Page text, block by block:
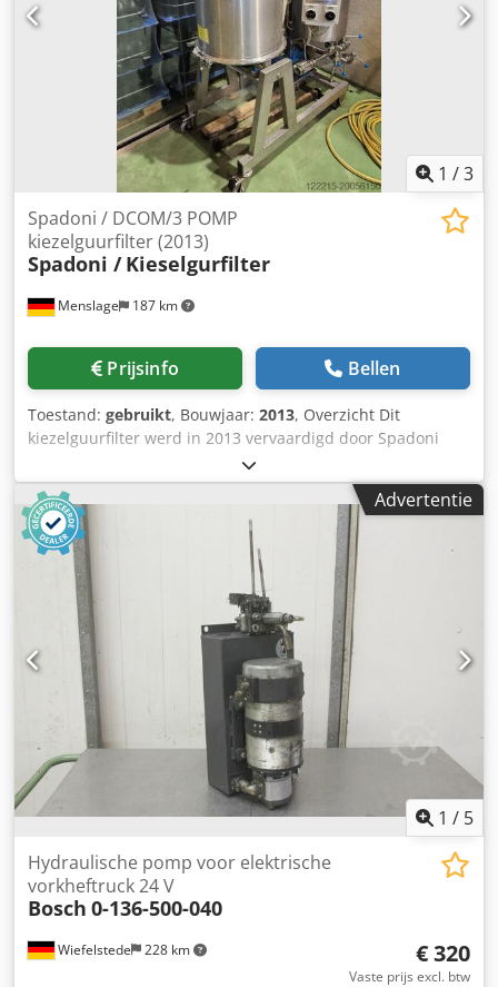
1 /3
Menslage 187 km
Spadoni / DCOM/3 POMP
kiezelguurfilter (2013)
Spadoni / Kieselgurfilter
Prijsinfo Bellen
Toestand: gebruikt, Bouwjaar: 2013, Overzicht Dit
kiezelguurfilter werd in 2013 vervaardigd door Spadoni
(Italië) en later aangepast door (Spanje). De mobiele
filtratie-eenheid is uitgerust met een geïntegreerd pomp-
en besturingssysteem voor fijne filtratie met kiezelguur. Hij
wordt te koop aangeboden omdat de eigenaar is
overgestapt op een nieuwer model. Het filter verkeert in
goede staat en is direct beschikbaar. Technische gegevens
- Capaciteit: ca. 80 hL/u - Filtersysteem: kiezelguur - Tank:
Drukbestendig roestvrij staal - Pomp 1: OBL MHBN100PP,
capaciteit: 100 l/u, max. druk: 10 bar - Pomp 2: EBARA
2CDX/E 120/30, vloeistofoverdrachtspomp van roestvrij
staal Cjdpfx Adoxfcc Ajyjrf - Ventielsysteem: Roestvrij staal,
nauwkeurige debietregeling - Uitvoering: Mobiele filtratie-
installatie met geïntegreerde besturing
Advertentie
1 / 5
Wiefelstede 228 km
Hydraulische pomp voor elektrische
vorkheftruck 24 V
Bosch 0-136-500-040
€ 320
Vaste prijs excl. btw